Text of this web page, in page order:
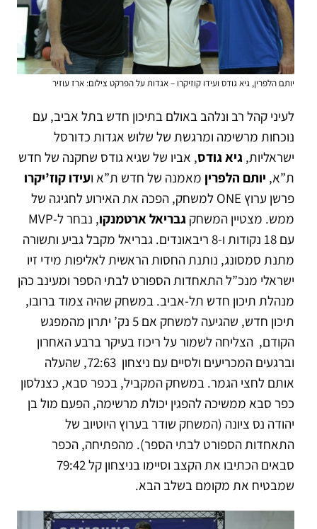
יותם הלפרין, גיא גודס ועידו קוזיקרו – אגדות על הפרקט צילום: ארז עוזיר
לעיני קהל רב ונלהב באולם בתיכון חדש בתל אביב, עם
נוכחות מרשימה ומרגשת של שלוש אגדות כדורסל
ישראליות, גיא גודס, אביו של שגיא גודס שחקנה של חדש
ת”א, יותם הלפרין מאמנה של חדש ת”א ועידו קוז’יקרו
פרשן ערוץ ONE למשחק, הפכה את האירוע לחגיגה של
ממש. מצטיין המשחק גבריאל ארטמנקו
, נבחר ל-MVP
עם 18 נקודות ו-8 ריבאונדים. גבריאל מקבל גביע ותשורה
מתנת סמסונג, נותנת החסות הראשית לאליפות מידי זיו
ישראלי מנכ”ל התאחדות הספורט לבתי הספר ומעינב כהן
מנהלת תיכון חדש תל-אביב. במשחק שהיה צמוד ברובו,
תיכון חדש, שהגיעה למשחק אם 5 נק’ יתרון מהמפגש
הקודם, הצליחה לשמור על ריכוז בעיקר ברבע האחרון
וברגעים המכריעים ולסיים עם ניצחון 72:63, שהעלה
אותם לחצי הגמר. במשחק המקביל, בכפר סבא, כצנלסון
כפר סבא ממשיכה להפגין יכולת מרשימה, הפעם מול בן
יהודה נס ציונה (המשחק שודר בערוץ היוטיוב של
התאחדות הספורט לבתי הספר). מהפתיחה, הכפר
סבאים הכתיבו את הקצב וסיימו בניצחון קל 79:42
שמבטיח את מקומם בשלב הבא.